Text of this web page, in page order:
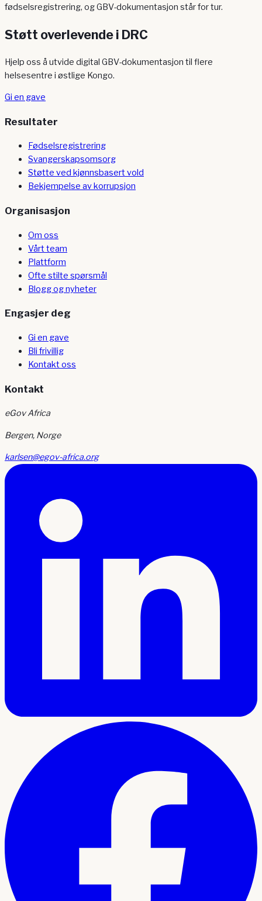
fødselsregistrering, og GBV-dokumentasjon står for tur.
Støtt overlevende i DRC
Hjelp oss å utvide digital GBV-dokumentasjon til flere
helsesentre i østlige Kongo.
Gi en gave
Resultater
Fødselsregistrering
Svangerskapsomsorg
Støtte ved kjønnsbasert vold
Bekjempelse av korrupsjon
Organisasjon
Om oss
Vårt team
Plattform
Ofte stilte spørsmål
Blogg og nyheter
Engasjer deg
Gi en gave
Bli frivillig
Kontakt oss
Kontakt
eGov Africa
Bergen, Norge
karlsen@egov-africa.org